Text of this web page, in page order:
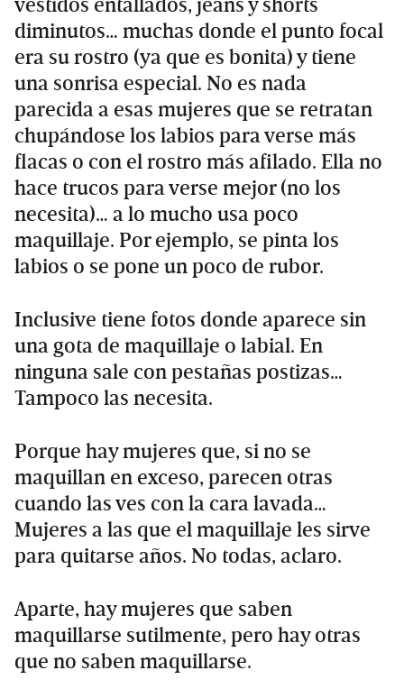
vestidos entallados, jeans y shorts
diminutos… muchas donde el punto focal
era su rostro (ya que es bonita) y tiene
una sonrisa especial. No es nada
parecida a esas mujeres que se retratan
chupándose los labios para verse más
flacas o con el rostro más afilado. Ella no
hace trucos para verse mejor (no los
necesita)… a lo mucho usa poco
maquillaje. Por ejemplo, se pinta los
labios o se pone un poco de rubor.
Inclusive tiene fotos donde aparece sin
una gota de maquillaje o labial. En
ninguna sale con pestañas postizas…
Tampoco las necesita.
Porque hay mujeres que, si no se
maquillan en exceso, parecen otras
cuando las ves con la cara lavada…
Mujeres a las que el maquillaje les sirve
para quitarse años. No todas, aclaro.
Aparte, hay mujeres que saben
maquillarse sutilmente, pero hay otras
que no saben maquillarse.